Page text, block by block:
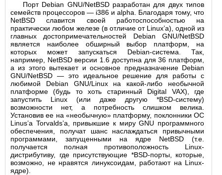
Порт Debian GNU/NetBSD разработан для двух типов
семейств процессоров — i386 и alpha. Благодаря тому, что
NetBSD славится своей работоспособностью на
практически любом железе (в отличие от Linux’а), одной из
главных достопримечательностей Debian GNU/NetBSD
является наиболее обширный выбор платформ, на
которых может запускаться Debian-система. Так,
например, NetBSD версии 1.6 доступна для 36 платформ,
а из этого вытекает и основное предназначение Debian
GNU/NetBSD — это идеальное решение для работы с
любимой Debian GNU/Linux на какой-либо необычной
платформе (будь то хоть старинный Digital VAX), где
запустить Linux (или даже другую *BSD-систему)
возможности нет, а потребность слишком велика.
Установив ее на «необычную» платформу, поклонники ОС
Linus’а Torvalds’а, привыкшие к миру GNU программного
обеспечения, получат шанс наслаждаться привычными
программами, запущенными на ядре NetBSD (т.е.
получается полная противоположность Linux-
дистрибутиву, где присутствующие *BSD-порты, которые,
возможно, не нравятся линуксоидам, работают на Linux-
ядре).